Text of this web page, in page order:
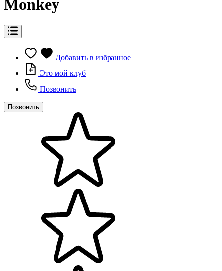
Monkey
Добавить в избранное
Это мой клуб
Позвонить
Позвонить